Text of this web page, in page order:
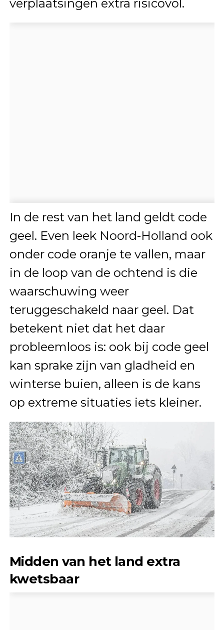
verplaatsingen extra risicovol.
In de rest van het land geldt code
geel. Even leek Noord-Holland ook
onder code oranje te vallen, maar
in de loop van de ochtend is die
waarschuwing weer
teruggeschakeld naar geel. Dat
betekent niet dat het daar
probleemloos is: ook bij code geel
kan sprake zijn van gladheid en
winterse buien, alleen is de kans
op extreme situaties iets kleiner.
Midden van het land extra
kwetsbaar